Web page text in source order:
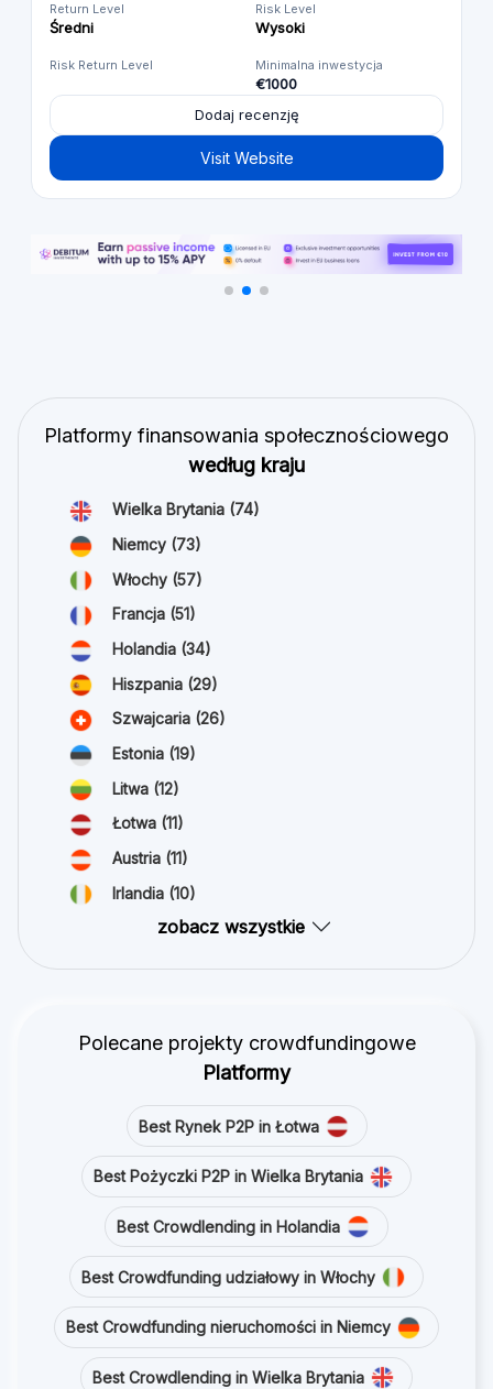
Return Level
Średni
Risk Level
Wysoki
Risk Return Level Minimalna inwestycja
€1000
Dodaj recenzję
Visit Website
Platformy finansowania społecznościowego
według kraju
Wielka Brytania (74)
Niemcy (73)
Włochy (57)
Francja (51)
Holandia (34)
Hiszpania (29)
Szwajcaria (26)
Estonia (19)
Litwa (12)
Łotwa (11)
Austria (11)
Irlandia (10)
zobacz wszystkie
Polecane projekty crowdfundingowe
Platformy
Best Rynek P2P in Łotwa
Best Pożyczki P2P in Wielka Brytania
Best Crowdlending in Holandia
Best Crowdfunding udziałowy in Włochy
Best Crowdfunding nieruchomości in Niemcy
Best Crowdlending in Wielka Brytania